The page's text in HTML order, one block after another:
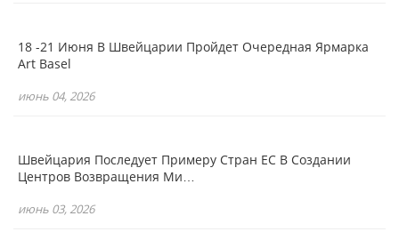
18 -21 Июня В Швейцарии Пройдет Очередная Ярмарка
Art Basel
июнь 04, 2026
Швейцария Последует Примеру Стран ЕС В Создании
Центров Возвращения Ми…
июнь 03, 2026